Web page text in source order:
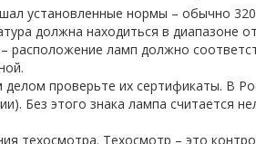
установленные нормы – обычно
должна находиться в диапазоне
расположение ламп должно
проверьте их сертификаты. В
Без этого знака лампа считается
техосмотра. Техосмотр – это